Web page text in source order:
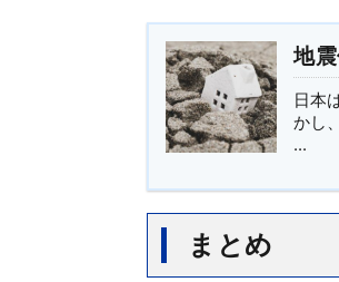
地
日本
かし
...
まとめ